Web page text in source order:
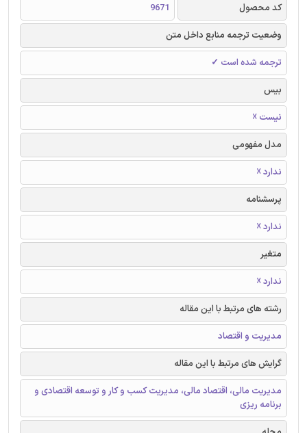
کد محصول
9671
وضعیت ترجمه منابع داخل متن
ترجمه شده است ✓
بیس
نیست ☓
مدل مفهومی
ندارد ☓
پرسشنامه
ندارد ☓
متغیر
ندارد ☓
رشته های مرتبط با این مقاله
مدیریت و اقتصاد
گرایش های مرتبط با این مقاله
مدیریت مالی، اقتصاد مالی، مدیریت کسب و کار و توسعه اقتصادی و
برنامه ریزی